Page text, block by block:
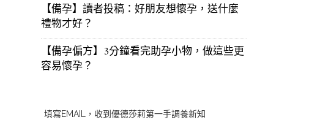
【備孕】讀者投稿：好朋友想懷孕，送什麼
禮物才好？
【備孕偏方】3分鐘看完助孕小物，做這些更
容易懷孕？
填寫EMAIL，收到優德莎莉第一手調養新知